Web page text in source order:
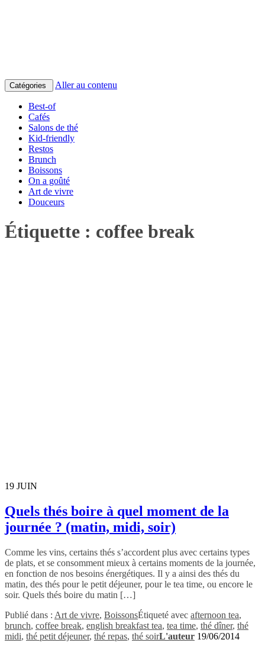
Catégories Aller au contenu
Best-of
Cafés
Salons de thé
Kid-friendly
Restos
Brunch
Boissons
On a goûté
Art de vivre
Douceurs
Étiquette : coffee break
19 JUIN
Quels thés boire à quel moment de la
journée ? (matin, midi, soir)
Comme les vins, certains thés s’accordent plus avec certains types
de plats, et se consomment mieux à certains moments de la journée,
en fonction de nos besoins énergétiques. Il y a ainsi des thés du
matin, des thés pour le petit déjeuner, pour le tea time, ou encore le
soir. Quels thés boire du matin […]
Publié dans : Art de vivre, BoissonsÉtiqueté avec afternoon tea,
brunch, coffee break, english breakfast tea, tea time, thé dîner, thé
midi, thé petit déjeuner, thé repas, thé soirL'auteur 19/06/2014